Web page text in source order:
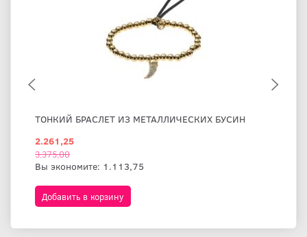
ТОНКИЙ БРАСЛЕТ ИЗ МЕТАЛЛИЧЕСКИХ БУСИН
2.261,25
3.375,00
Вы экономите: 1.113,75
Добавить в корзину